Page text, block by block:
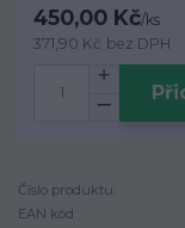
450,00 Kč/ks
371,90 Kč bez DPH
Číslo produktu:
EAN kód: